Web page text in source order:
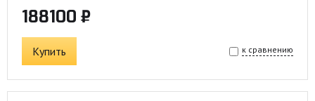
188100 ₽
Купить к сравнению